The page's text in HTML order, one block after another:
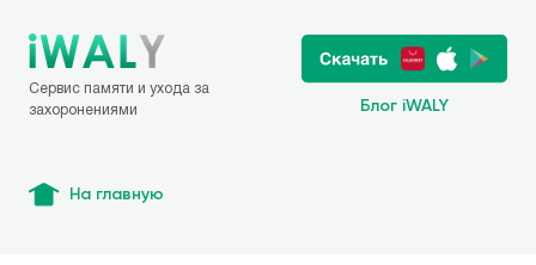
Сервис памяти и ухода за
захоронениями
Блог iWALY
На главную